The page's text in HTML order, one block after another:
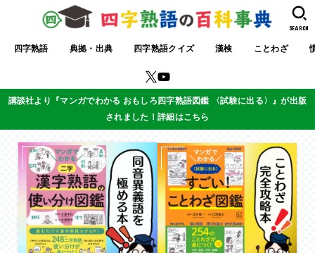
四字熟語 典拠・出典 四字熟語クイズ 漢検 ことわざ
SEARCH
講談社より『マンガでわかる おもしろ四字熟語図鑑 〈試験に出る〉』が出版
されました！詳細はこちら